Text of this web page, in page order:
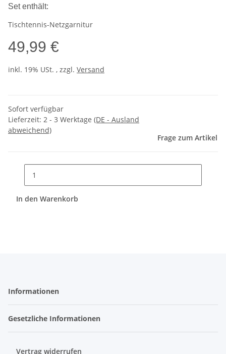
Set enthält:
Tischtennis-Netzgarnitur
49,99 €
inkl. 19% USt. , zzgl. Versand
Sofort verfügbar
Lieferzeit: 2 - 3 Werktage (DE - Ausland
abweichend)
Frage zum Artikel
In den Warenkorb
Informationen
Gesetzliche Informationen
Vertrag widerrufen